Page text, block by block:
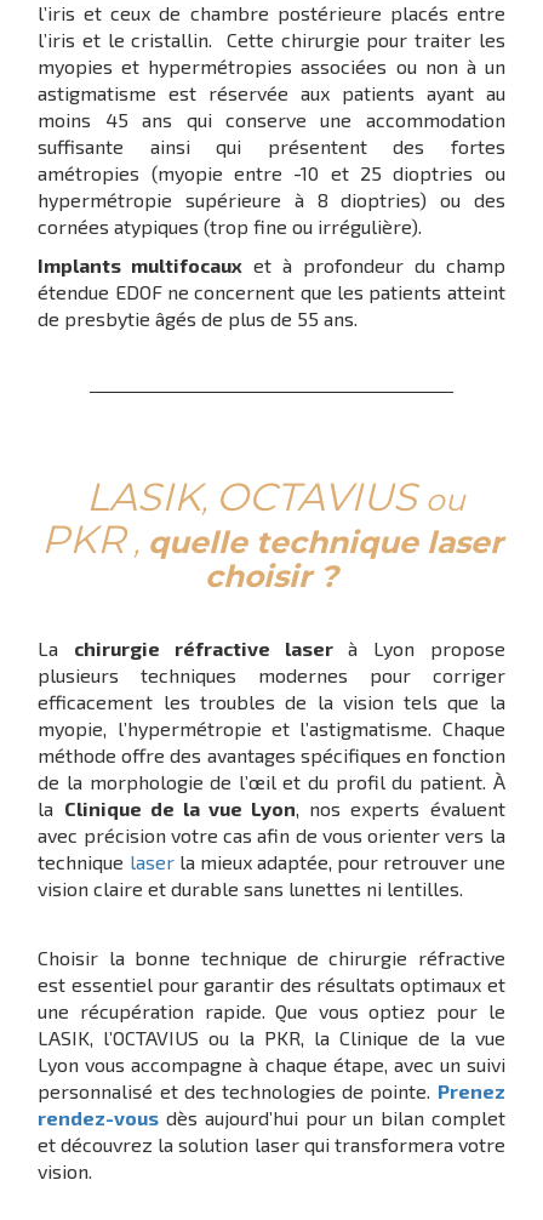
l’iris et ceux de chambre postérieure placés entre
l’iris et le cristallin. Cette chirurgie pour traiter les
myopies et hypermétropies associées ou non à un
astigmatisme est réservée aux patients ayant au
moins 45 ans qui conserve une accommodation
suffisante ainsi qui présentent des fortes
amétropies (myopie entre -10 et 25 dioptries ou
hypermétropie supérieure à 8 dioptries) ou des
cornées atypiques (trop fine ou irrégulière).
Implants multifocaux et à profondeur du champ
étendue EDOF ne concernent que les patients atteint
de presbytie âgés de plus de 55 ans.
LASIK, OCTAVIUSou
PKR, quelle technique laser
choisir ?
La chirurgie réfractive laserà Lyon propose
plusieurs techniques modernes pour corriger
efficacement les troubles de la vision tels que la
myopie, l’hypermétropie et l’astigmatisme. Chaque
méthode offre des avantages spécifiques en fonction
de la morphologie de l’œil et du profil du patient. À
la Clinique de la vue Lyon, nos experts évaluent
avec précision votre cas afin de vous orienter vers la
technique laserla mieux adaptée, pour retrouver une
vision claire et durable sans lunettes ni lentilles.
Choisir la bonne technique de chirurgie réfractive
est essentiel pour garantir des résultats optimaux et
une récupération rapide. Que vous optiez pour le
LASIK, l’OCTAVIUS ou la PKR, la Clinique de la vue
Lyon vous accompagne à chaque étape, avec un suivi
personnalisé et des technologies de pointe. Prenez
rendez-vous dès aujourd’hui pour un bilan complet
et découvrez la solution laser qui transformera votre
vision.